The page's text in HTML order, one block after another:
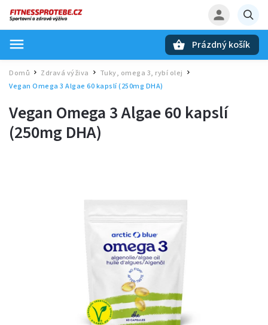
Prázdný košík
Domů / Zdravá výživa Tuky, omega 3, rybí olej
Vegan Omega 3 Algae 60 kapslí (250mg DHA)
Vegan Omega 3 Algae 60 kapslí
(250mg DHA)